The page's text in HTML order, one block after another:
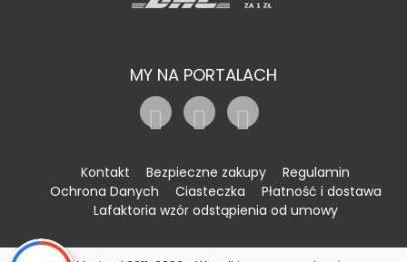
MY NA PORTALACH
Kontakt Bezpieczne zakupy
Regulamin
Ochrona Danych
Ciasteczka
Płatność i dostawa
Lafaktoria wzór odstąpienia od umowy